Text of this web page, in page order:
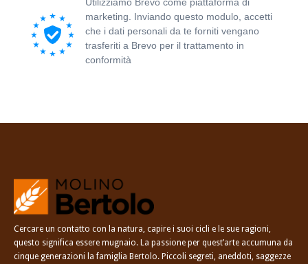
marketing. Inviando questo modulo, accetti
che i dati personali da te forniti vengano
trasferiti a Brevo per il trattamento in
conformità
Cercare un contatto con la natura, capire i suoi cicli e le sue ragioni,
questo significa essere mugnaio. La passione per quest’arte accumuna da
cinque generazioni la famiglia Bertolo. Piccoli segreti, aneddoti, saggezze